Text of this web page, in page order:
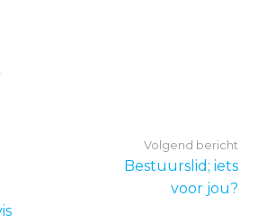
Volgend bericht
Bestuurslid; iets
voor jou?